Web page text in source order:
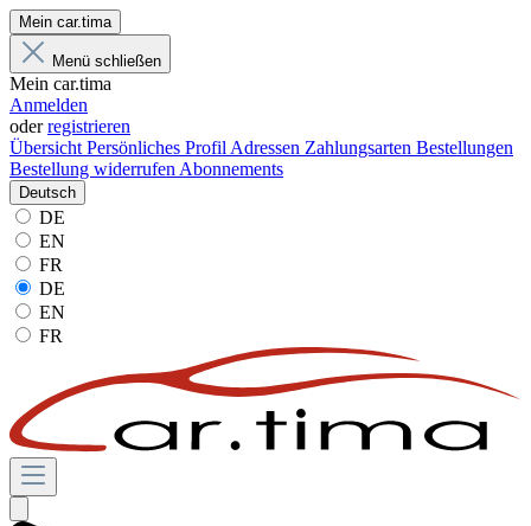
Mein car.tima
Menü schließen
Mein car.tima
Anmelden
oderregistrieren
Übersicht Persönliches Profil Adressen Zahlungsarten Bestellungen
Bestellung widerrufen Abonnements
Deutsch
DE
EN
FR
DE
EN
FR